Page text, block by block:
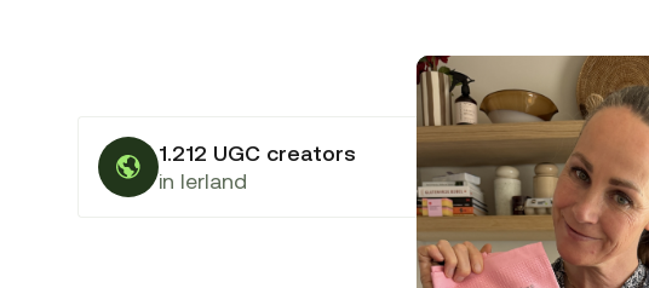
1.212 UGC creators
in Ierland